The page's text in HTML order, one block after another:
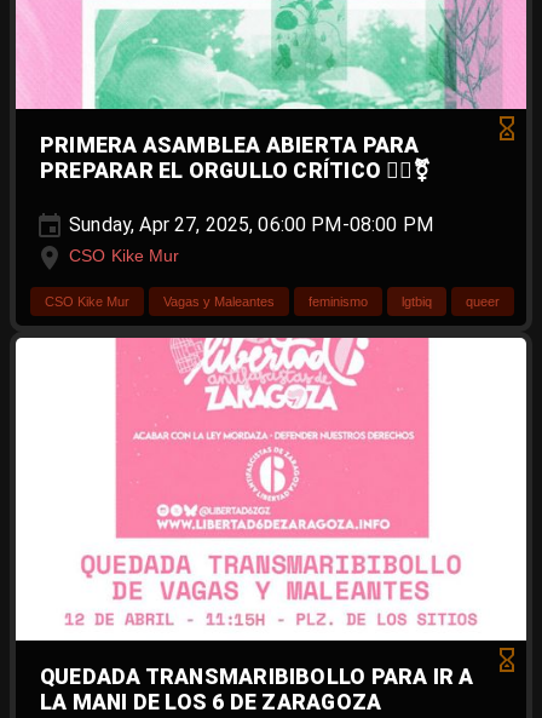
PRIMERA ASAMBLEA ABIERTA PARA
PREPARAR EL ORGULLO CRÍTICO ❤️‍🔥⚧️
Sunday, Apr 27, 2025, 06:00 PM-08:00 PM
CSO Kike Mur
CSO Kike Mur Vagas y Maleantes feminismo lgtbiq queer
QUEDADA TRANSMARIBIBOLLO PARA IR A
LA MANI DE LOS 6 DE ZARAGOZA